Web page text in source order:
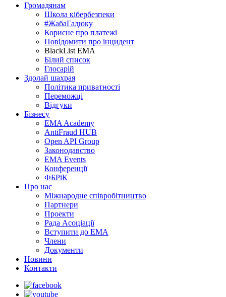
Громадянам
Школа кібербезпеки
#ЖабаГадюку
Корисне про платежі
Повідомити про інцидент
BlackList EMA
Білий список
Глосарій
Здолай шахрая
Політика приватності
Переможцi
Відгуки
Бізнесу
EMA Academy
AntiFraud HUB
Open API Group
Законодавство
EMA Events
Конференції
ФБРіК
Про нас
Міжнародне співробітництво
Партнери
Проекти
Рада Асоціації
Вступити до ЕМА
Члени
Документи
Новини
Контакти